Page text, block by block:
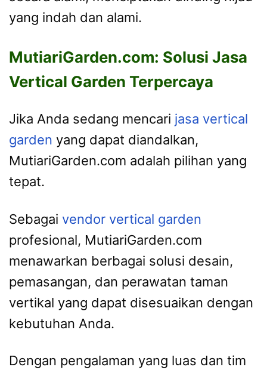
yang indah dan alami.
MutiariGarden.com: Solusi Jasa
Vertical Garden Terpercaya
Jika Anda sedang mencari jasa vertical
garden yang dapat diandalkan,
MutiariGarden.com adalah pilihan yang
tepat.
Sebagai vendor vertical garden
profesional, MutiariGarden.com
menawarkan berbagai solusi desain,
pemasangan, dan perawatan taman
vertikal yang dapat disesuaikan dengan
kebutuhan Anda.
Dengan pengalaman yang luas dan tim